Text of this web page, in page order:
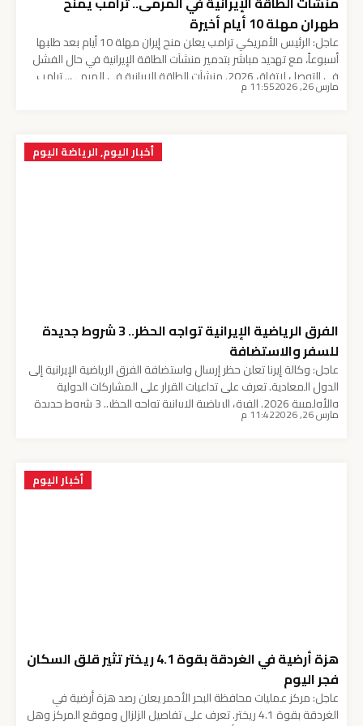
طهران مهلة 10 أيام أخيرة
عاجل: الرئيس الأمريكي ترامب يعلن منح إيران مهلة 10 أيام بعد طلبها
أسبوعاً، مع تهديد مباشر بتدمير منشآت الطاقة الإيرانية في حال الفشل
في التوصل لاتفاق 2026. منشآت الطاقة الإيرانية في المرمى.. ترامب
يمنح طهران مهلة 10 أيام أخيرة فجر الرئيس الأمريكي دونالد ترامب
مارس 26, 2026 11:55 م
أخبار اليوم,الرياضة اليوم
الفرق الرياضية الإيرانية تواجه الحظر.. 3 شروط جديدة
للسفر والاستضافة
عاجل: وكالة إيرنا تعلن حظر إرسال واستضافة الفرق الرياضية الإيرانية إلى
الدول المعادية. تعرف على تداعيات القرار على المشاركات الدولية
والأولمبية 2026. الفرق الرياضية الإيرانية تواجه الحظر.. 3 شروط جديدة
للسفر والاستضافة أفادت وكالة الأنباء الإيرانية الرسمية “إيرنا” بصدور
مارس 26, 2026 11:42 م
أخبار اليوم
هزة أرضية في الغردقة بقوة 4.1 ريختر تثير قلق السكان
فجر اليوم
عاجل: مركز عمليات محافظة البحر الأحمر يعلن رصد هزة أرضية في
الغردقة بقوة 4.1 ريختر. تعرف على تفاصيل الزلزال وموقع المركز وهل